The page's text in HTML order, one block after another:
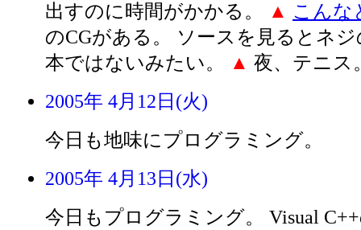
出すのに時間がかかる。
▲ こんな
のCGがある。 ソースを見るとネ
本ではないみたい。
▲ 夜、テニス
2005年 4月12日(火)
今日も地味にプログラミング。
2005年 4月13日(水)
今日もプログラミング。 Visual